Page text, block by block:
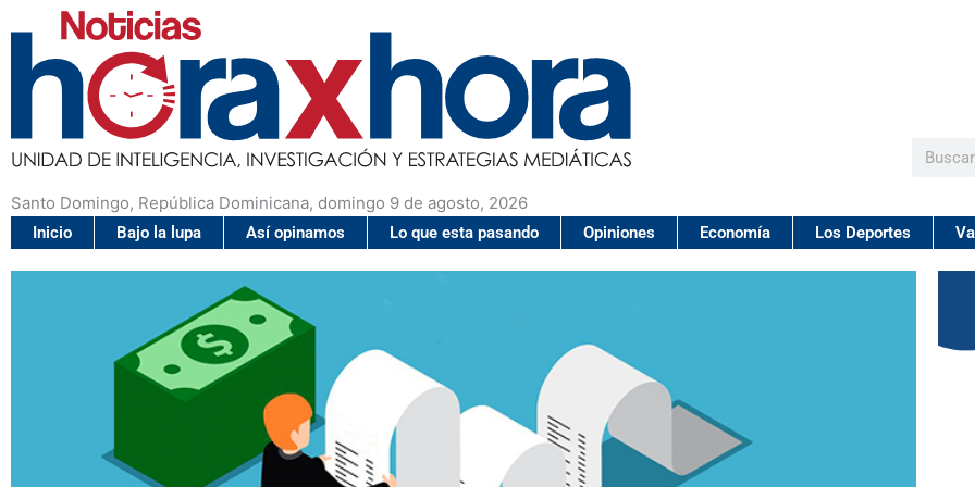
Santo Domingo, República Dominicana, domingo 9 de agosto, 2026
Buscar
Inicio Bajo la lupa Así opinamos Lo que esta pasando Opiniones Economía Los Deportes